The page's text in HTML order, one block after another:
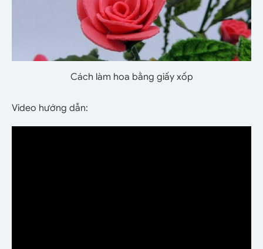
Cách làm hoa bằng giấy xốp
Video hướng dẫn: